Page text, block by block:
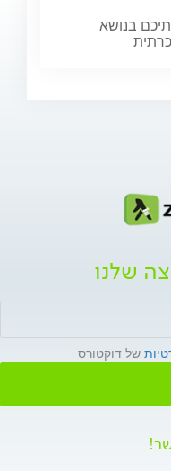
בנושא
שלנו
של דוקטורס